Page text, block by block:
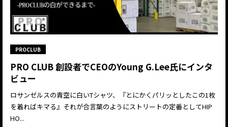
PROCLUB
PRO CLUB 創設者でCEOのYoung G.Lee氏にインタ
ビュー
ロサンゼルスの青空に白いTシャツ、『とにかくパリッとしたこの1枚
を着ればキマる』それが合言葉のようにストリートの定番としてHIP
HO...